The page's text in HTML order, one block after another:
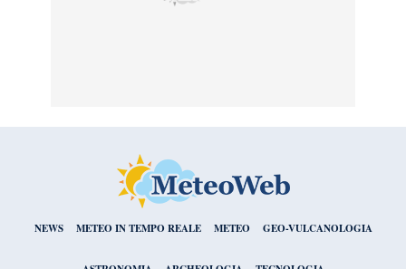
NEWS METEO IN TEMPO REALE METEO GEO-VULCANOLOGIA